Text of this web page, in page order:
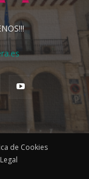
de Cookies